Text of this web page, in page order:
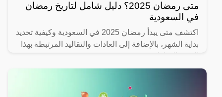
متى رمضان 2025؟ دليل شامل لتاريخ رمضان
في السعودية
اكتشف متى يبدأ رمضان 2025 في السعودية وكيفية تحديد
بداية الشهر، بالإضافة إلى العادات والتقاليد المرتبطة بهذا